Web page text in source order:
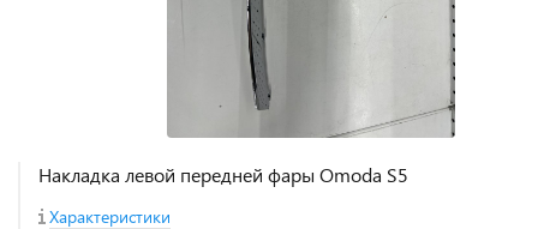
Накладка левой передней фары Omoda S5
Характеристики